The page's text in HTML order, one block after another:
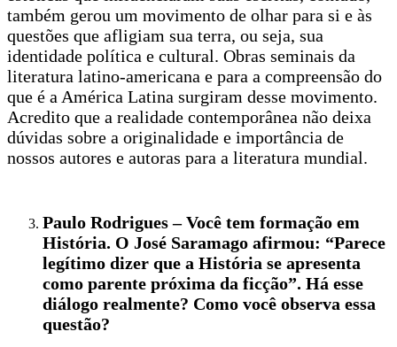
também gerou um movimento de olhar para si e às
questões que afligiam sua terra, ou seja, sua
identidade política e cultural. Obras seminais da
literatura latino-americana e para a compreensão do
que é a América Latina surgiram desse movimento.
Acredito que a realidade contemporânea não deixa
dúvidas sobre a originalidade e importância de
nossos autores e autoras para a literatura mundial.
Paulo Rodrigues – Você tem formação em
História. O José Saramago afirmou: “Parece
legítimo dizer que a História se apresenta
como parente próxima da ficção”. Há esse
diálogo realmente? Como você observa essa
questão?